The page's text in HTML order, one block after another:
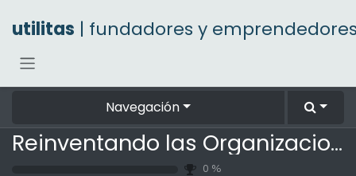
utilitas | fundadores y
Navegación
Reinventando las Organizaciones
0 %